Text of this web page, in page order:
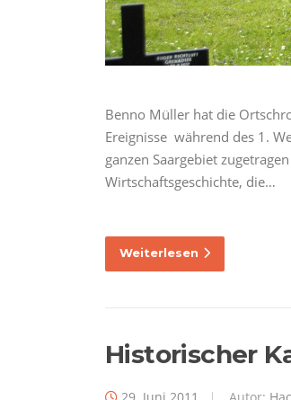
Benno Müller hat die
Ereignisse während des 1.
ganzen Saargebiet
Wirtschaftsgeschichte, die…
Weiterlesen
Historischer
29. Juni 2011 Autor: